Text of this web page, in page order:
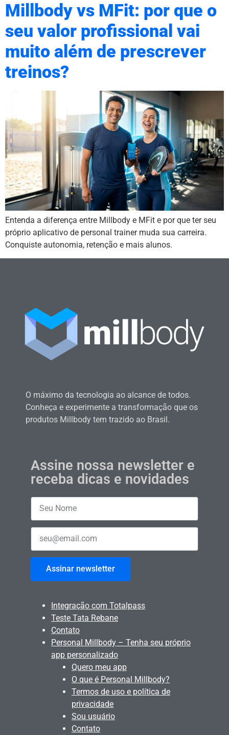
Millbody vs MFit: por que o
seu valor profissional vai
muito além de prescrever
treinos?
Entenda a diferença entre Millbody e MFit e por que ter seu
próprio aplicativo de personal trainer muda sua carreira.
Conquiste autonomia, retenção e mais alunos.
O máximo da tecnologia ao alcance de todos.
Conheça e experimente a transformação que os
produtos Millbody tem trazido ao Brasil.
Assine nossa newsletter e
receba dicas e novidades
Assinar newsletter
Integração com Totalpass
Teste Tata Rebane
Contato
Personal Millbody – Tenha seu próprio
app personalizado
Quero meu app
O que é Personal Millbody?
Termos de uso e política de
privacidade
Sou usuário
Contato